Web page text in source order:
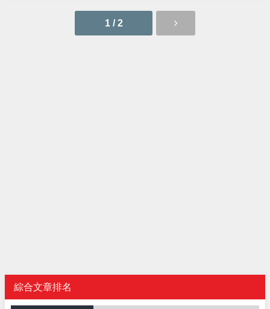
1 / 2
綜合文章排名